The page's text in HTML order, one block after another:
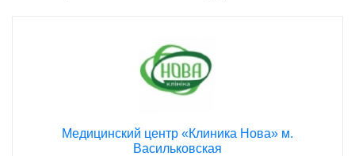
Медицинский центр «Клиника Нова» м.
Васильковская